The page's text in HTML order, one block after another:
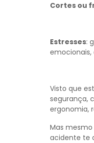
Cortes ou
Estresses:
emocionais,
Visto que
segurança,
ergonomia,
Mas
acidente te